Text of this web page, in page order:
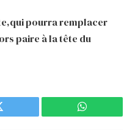
pourra remplacer
paire à la tête du
WhatsApp